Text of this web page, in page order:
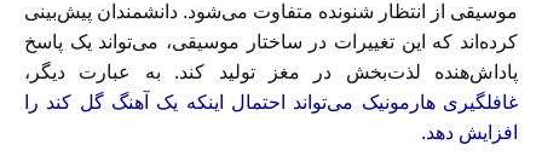
موسیقی از انتظار شنونده متفاوت می‌شود. دانشمندان پیش‌بینی
کرده‌اند که این تغییرات در ساختار موسیقی، می‌تواند یک پاسخ
پاداش‌هنده لذت‌بخش در مغز تولید کند. به عبارت دیگر،
غافلگیری هارمونیک می‌تواند احتمال اینکه یک آهنگ گل کند را
افزایش دهد.